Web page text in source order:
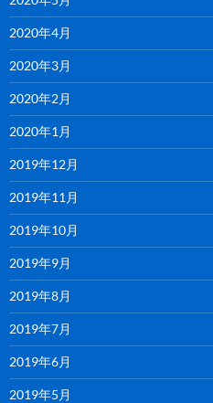
2020年4月
2020年3月
2020年2月
2020年1月
2019年12月
2019年11月
2019年10月
2019年9月
2019年8月
2019年7月
2019年6月
2019年5月